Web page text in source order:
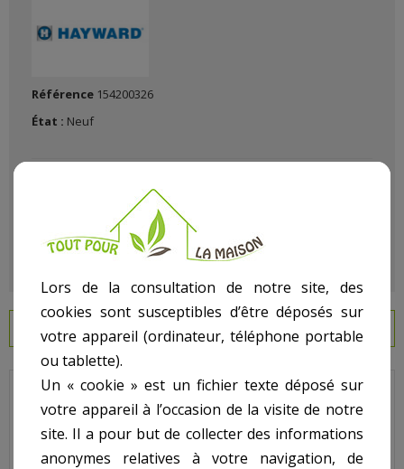
Référence 154200326
État : Neuf
EN SAVOIR PLUS
Hayward - Pour Vanne Hayward - N° 1 - Poignée pour vanne
SP704, SP710, SP711 et SP712
Lors de la consultation de notre site, des
cookies sont susceptibles d’être déposés sur
votre appareil (ordinateur, téléphone portable
ou tablette).
Un « cookie » est un fichier texte déposé sur
votre appareil à l’occasion de la visite de notre
site. Il a pour but de collecter des informations
anonymes relatives à votre navigation, de